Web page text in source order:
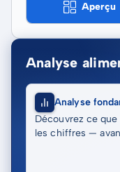
Aperçu
Analyse
Analyse
Découvrez ce
les chiffres —